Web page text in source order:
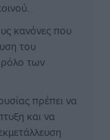
κανόνες που
του
των
πρέπει να
και να